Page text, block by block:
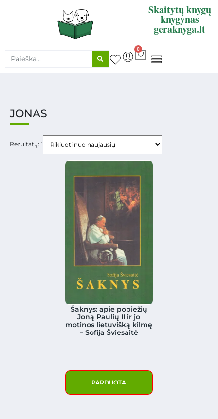
Skaitytų knygų
knygynas
geraknyga.lt
0
JONAS
Rezultatų: 1
Šaknys: apie popiežių
Joną Paulių II ir jo
motinos lietuvišką kilmę
– Sofija Šviesaitė
PARDUOTA